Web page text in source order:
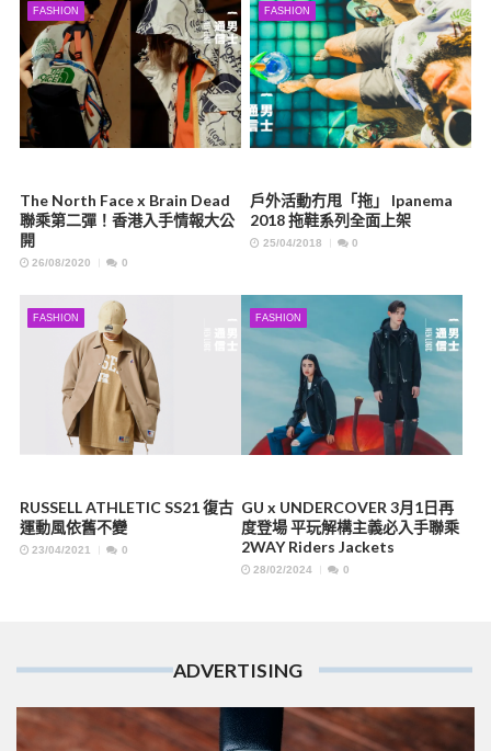
FASHION
The North Face x Brain Dead
聯乘第二彈！香港入手情報大公
開
26/08/2020 0
FASHION
戶外活動冇甩「拖」 Ipanema
2018 拖鞋系列全面上架
25/04/2018 0
FASHION
RUSSELL ATHLETIC SS21 復古
運動風依舊不變
23/04/2021 0
FASHION
GU x UNDERCOVER 3月1日再
度登場 平玩解構主義必入手聯乘
2WAY Riders Jackets
28/02/2024 0
ADVERTISING